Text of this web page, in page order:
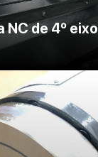
NC de 4º eixo